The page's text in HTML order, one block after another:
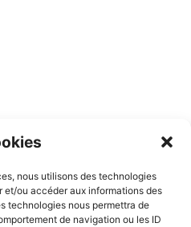
nous utilisons des technologies
ou accéder aux informations des
technologies nous permettra de
de navigation ou les ID